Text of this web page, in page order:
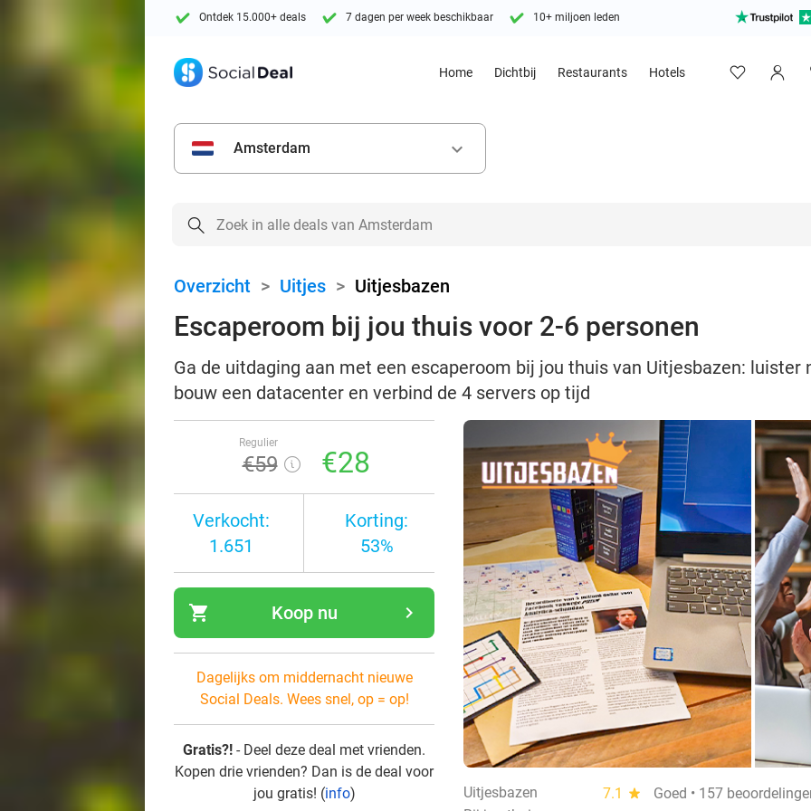
Ontdek 15.000+ deals 7 dagen per week beschikbaar 10+ miljoen leden
Home Dichtbij Restaurants Hotels
Amsterdam keyboard_arrow_down
Overzicht > Uitjes > Uitjesbazen
Escaperoom bij jou thuis voor 2-6 personen
Ga de uitdaging aan met een escaperoom bij jou thuis van Uitjesbazen: luister
bouw een datacenter en verbind de 4 servers op tijd
Regulier
€59 €28
Verkocht:
1.651
Korting:
53%
shopping_cart navigate_next
Koop nu
Dagelijks om middernacht nieuwe
Social Deals. Wees snel, op = op!
Gratis?! - Deel deze deal met vrienden.
Kopen drie vrienden? Dan is de deal voor
jou gratis! (info) Uitjesbazen 7.1 star
Goed • 157